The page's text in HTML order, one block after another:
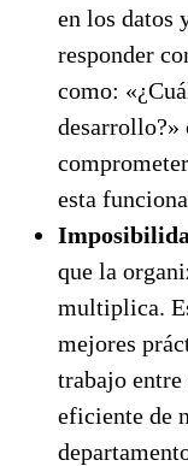
en los datos
responder
como:
desarrollo?»
esta
que la
multiplica.
mejores
trabajo
eficiente de